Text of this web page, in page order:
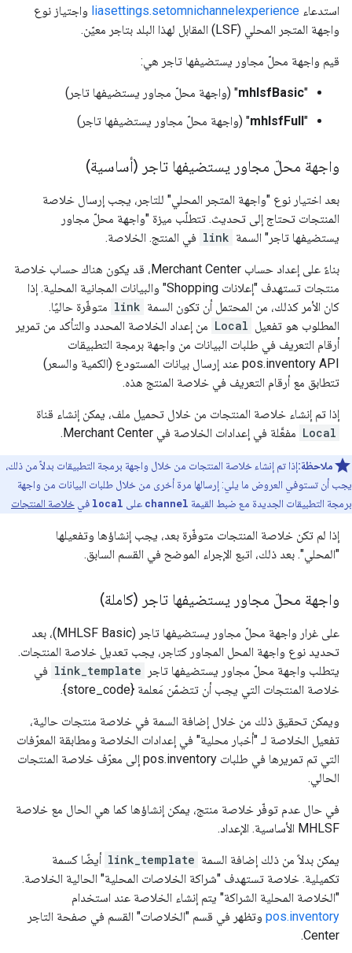
استدعاء liasettings.setomnichannelexperience واجتياز نوع
واجهة المتجر المحلي (LSF) المقابل لهذا البلد بتاجر معيّن.
قيم واجهة محلّ مجاور يستضيفها تاجر هي:
"
mhlsfBasic" (واجهة محلّ مجاور يستضيفها تاجر)
"
mhlsfFull" (واجهة محلّ مجاور يستضيفها تاجر)
واجهة محلّ مجاور يستضيفها تاجر (أساسية)
بعد اختيار نوع "واجهة المتجر المحلي" للتاجر، يجب إرسال خلاصة
المنتجات تحتاج إلى تحديث. تتطلّب ميزة "واجهة محلّ مجاور
يستضيفها تاجر" السمة link في المنتج. الخلاصة.
بناءً على إعداد حساب Merchant Center، قد يكون هناك حساب خلاصة
منتجات تستهدف "إعلانات Shopping" والبيانات المجانية المحلية. إذا
كان الأمر كذلك، من المحتمل أن تكون السمة link متوفّرة حاليًا.
المطلوب هو تفعيل Local من إعداد الخلاصة المحدد والتأكد من تمرير
أرقام التعريف في طلبات البيانات من واجهة برمجة التطبيقات
pos.inventory API عند إرسال بيانات المستودع (الكمية والسعر)
تتطابق مع أرقام التعريف في خلاصة المنتج هذه.
إذا تم إنشاء خلاصة المنتجات من خلال تحميل ملف، يمكن إنشاء قناة
Local مفعَّلة في إعدادات الخلاصة في Merchant Center.
ملاحظة:إذا تم إنشاء خلاصة المنتجات من خلال واجهة برمجة التطبيقات بدلاً من ذلك،
يجب أن تستوفي العروض ما يلي: إرسالها مرة أخرى من خلال طلبات البيانات من واجهة
برمجة التطبيقات الجديدة مع ضبط القيمة channel على local في خلاصة المنتجات
إذا لم تكن خلاصة المنتجات متوفّرة بعد، يجب إنشاؤها وتفعيلها
"المحلي". بعد ذلك، اتبع الإجراء الموضح في القسم السابق.
واجهة محلّ مجاور يستضيفها تاجر (كاملة)
على غرار واجهة محلّ مجاور يستضيفها تاجر (MHLSF Basic)، بعد
تحديد نوع واجهة المحل المجاور كتاجر، يجب تعديل خلاصة المنتجات.
يتطلب واجهة محلّ مجاور يستضيفها تاجر
link_template في
خلاصة المنتجات التي يجب أن تتضمّن مَعلمة {store_code}.
ويمكن تحقيق ذلك من خلال إضافة السمة في خلاصة منتجات حالية،
تفعيل الخلاصة لـ "أخبار محلية" في إعدادات الخلاصة ومطابقة المعرّفات
التي تم تمريرها في طلبات pos.inventory إلى معرّف خلاصة المنتجات
الحالي.
في حال عدم توفّر خلاصة منتج، يمكن إنشاؤها كما هي الحال مع خلاصة
MHLSF الأساسية. الإعداد.
يمكن بدلاً من ذلك إضافة السمة link_template أيضًا كسمة
تكميلية. خلاصة تستهدف "شراكة الخلاصات المحلية" الحالية الخلاصة.
"الخلاصة المحلية الشراكة" يتم إنشاء الخلاصة عند استخدام
pos.inventory وتظهر في قسم "الخلاصات" القسم في صفحة التاجر
Center.